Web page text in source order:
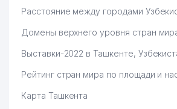
Расстояние между городами
Домены верхнего уровня стран
Выставки-2022 в Ташкенте,
Рейтинг стран мира по площади и
Карта Ташкента